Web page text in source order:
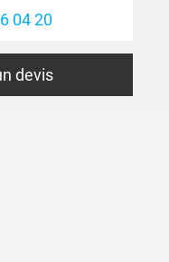
04 20
devis